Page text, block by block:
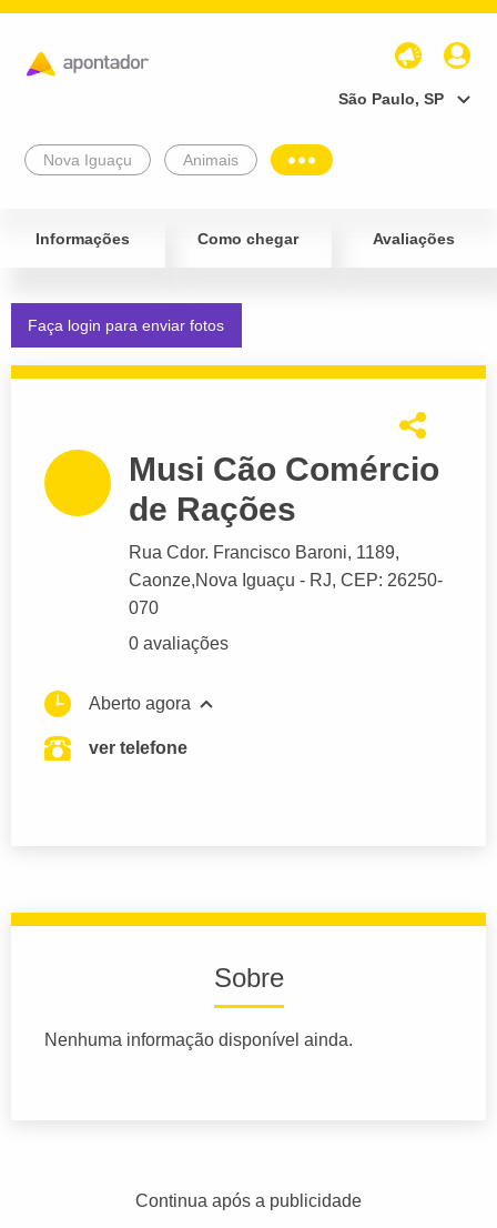
São Paulo, SP
Nova Iguaçu Animais
Informações Como chegar Avaliações
Faça login para enviar fotos
Musi Cão Comércio
de Rações
Rua Cdor. Francisco Baroni, 1189,
Caonze,Nova Iguaçu - RJ, CEP: 26250-
070
0 avaliações
Aberto agora
ver telefone
Sobre
Nenhuma informação disponível ainda.
Continua após a publicidade